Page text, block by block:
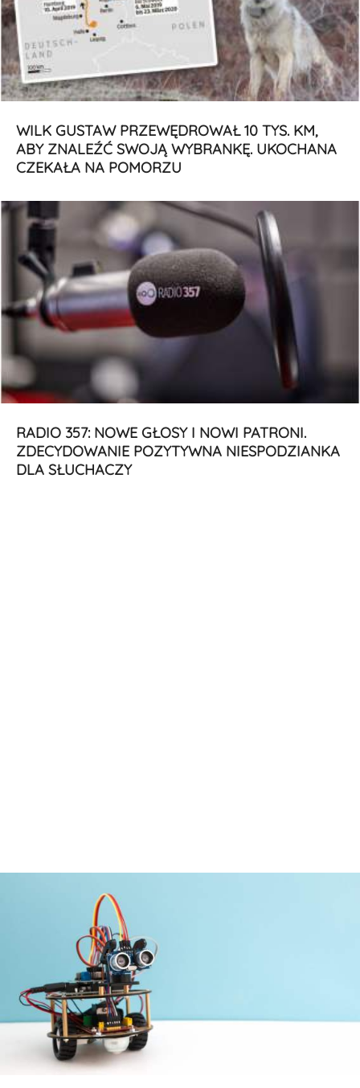
WILK GUSTAW PRZEWĘDROWAŁ 10 TYS. KM,
ABY ZNALEŹĆ SWOJĄ WYBRANKĘ. UKOCHANA
CZEKAŁA NA POMORZU
RADIO 357: NOWE GŁOSY I NOWI PATRONI.
ZDECYDOWANIE POZYTYWNA NIESPODZIANKA
DLA SŁUCHACZY